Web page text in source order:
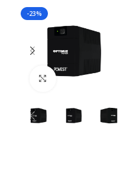
-23%
Click to enlarge